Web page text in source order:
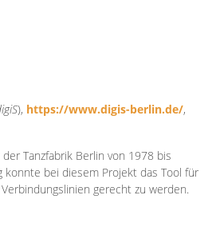
), https://www.digis-berlin.de/,
Tanzfabrik Berlin von 1978 bis
konnte bei diesem Projekt das Tool für
gerecht zu werden.